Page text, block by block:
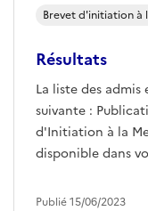
Résultats
La liste des admis
suivante :
d'Initiation à la
disponible dans
Brevet d'initiation à
Publié 15/06/2023